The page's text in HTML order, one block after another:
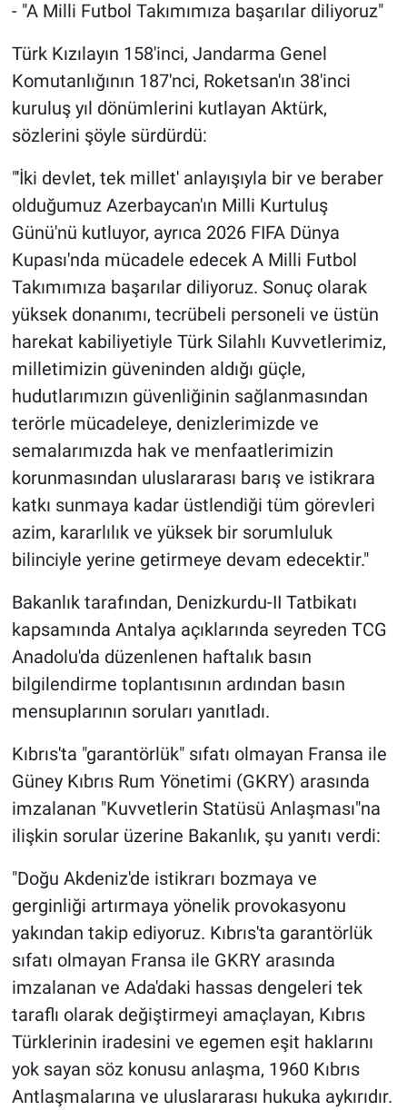
- "A Milli Futbol Takımımıza başarılar diliyoruz"
Türk Kızılayın 158'inci, Jandarma Genel
Komutanlığının 187'nci, Roketsan'ın 38'inci
kuruluş yıl dönümlerini kutlayan Aktürk,
sözlerini şöyle sürdürdü:
"'İki devlet, tek millet' anlayışıyla bir ve beraber
olduğumuz Azerbaycan'ın Milli Kurtuluş
Günü'nü kutluyor, ayrıca 2026 FIFA Dünya
Kupası'nda mücadele edecek A Milli Futbol
Takımımıza başarılar diliyoruz. Sonuç olarak
yüksek donanımı, tecrübeli personeli ve üstün
harekat kabiliyetiyle Türk Silahlı Kuvvetlerimiz,
milletimizin güveninden aldığı güçle,
hudutlarımızın güvenliğinin sağlanmasından
terörle mücadeleye, denizlerimizde ve
semalarımızda hak ve menfaatlerimizin
korunmasından uluslararası barış ve istikrara
katkı sunmaya kadar üstlendiği tüm görevleri
azim, kararlılık ve yüksek bir sorumluluk
bilinciyle yerine getirmeye devam edecektir."
Bakanlık tarafından, Denizkurdu-II Tatbikatı
kapsamında Antalya açıklarında seyreden TCG
Anadolu'da düzenlenen haftalık basın
bilgilendirme toplantısının ardından basın
mensuplarının soruları yanıtladı.
Kıbrıs'ta "garantörlük" sıfatı olmayan Fransa ile
Güney Kıbrıs Rum Yönetimi (GKRY) arasında
imzalanan "Kuvvetlerin Statüsü Anlaşması"na
ilişkin sorular üzerine Bakanlık, şu yanıtı verdi:
"Doğu Akdeniz'de istikrarı bozmaya ve
gerginliği artırmaya yönelik provokasyonu
yakından takip ediyoruz. Kıbrıs'ta garantörlük
sıfatı olmayan Fransa ile GKRY arasında
imzalanan ve Ada'daki hassas dengeleri tek
taraflı olarak değiştirmeyi amaçlayan, Kıbrıs
Türklerinin iradesini ve egemen eşit haklarını
yok sayan söz konusu anlaşma, 1960 Kıbrıs
Antlaşmalarına ve uluslararası hukuka aykırıdır.